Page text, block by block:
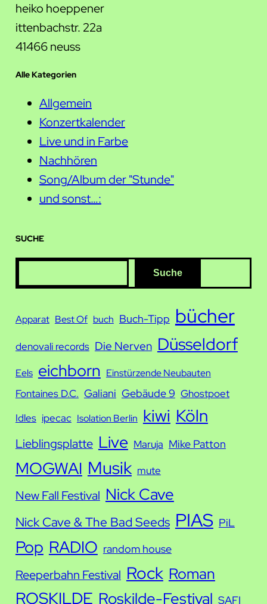
heiko hoeppener
ittenbachstr. 22a
41466 neuss
Alle Kategorien
Allgemein
Konzertkalender
Live und in Farbe
Nachhören
Song/Album der "Stunde"
und sonst…:
SUCHE
S
u
h
e
Suche
Apparat Best Of buch Buch-Tipp bücher
denovali records Die Nerven Düsseldorf
Eels eichborn Einstürzende Neubauten
Fontaines D.C. Galiani Gebäude 9 Ghostpoet
Idles ipecac Isolation Berlin kiwi Köln
Lieblingsplatte Live Maruja Mike Patton
MOGWAI Musik mute
New Fall Festival Nick Cave
Nick Cave & The Bad Seeds PIAS PiL
Pop RADIO random house
Reeperbahn Festival Rock Roman
ROSKILDE Roskilde-Festival SAFI